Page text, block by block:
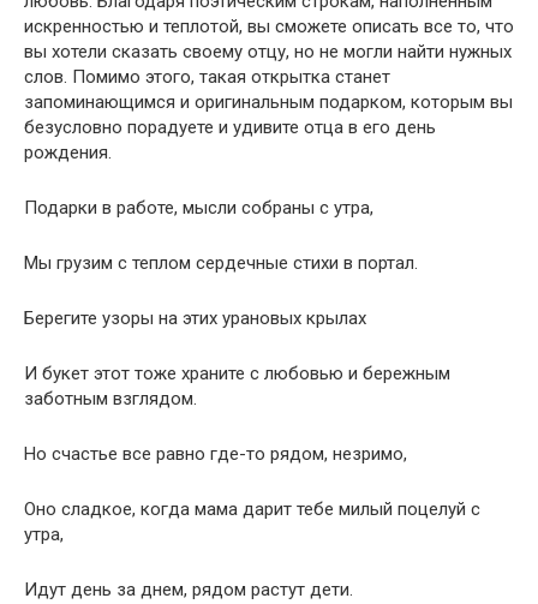
искренностью и теплотой, вы сможете описать все то, что
вы хотели сказать своему отцу, но не могли найти нужных
слов. Помимо этого, такая открытка станет
запоминающимся и оригинальным подарком, которым вы
безусловно порадуете и удивите отца в его день
рождения.
Подарки в работе, мысли собраны с утра,
Мы грузим с теплом сердечные стихи в портал.
Берегите узоры на этих урановых крылах
И букет этот тоже храните с любовью и бережным
заботным взглядом.
Но счастье все равно где-то рядом, незримо,
Оно сладкое, когда мама дарит тебе милый поцелуй с
утра,
Идут день за днем, рядом растут дети.